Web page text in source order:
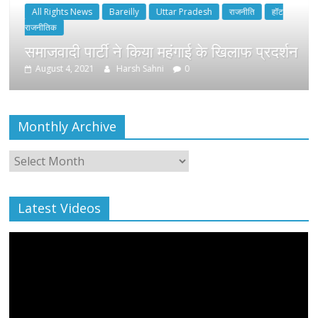
All Rights News Bareilly Uttar Pradesh राजनीति
हॉट
राजनीतिक
समाजवादी पार्टी ने किया महंगाई के खिलाफ प्रदर्शन
August 4, 2021 Harsh Sahni 0
Monthly Archive
Monthly
Archive
Latest Videos